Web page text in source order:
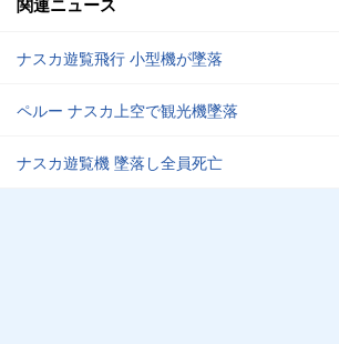
ナスカ遊覧飛行 小型機が墜落
ペルー ナスカ上空で観光機墜落
ナスカ遊覧機 墜落し全員死亡